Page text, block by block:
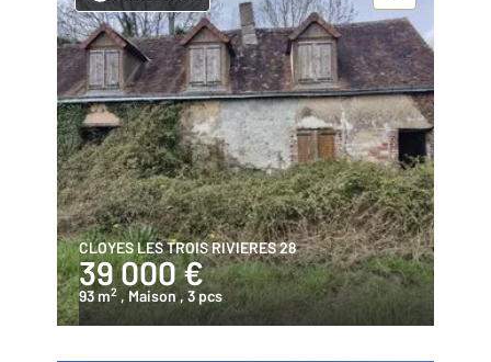
CLOYES LES TROIS RIVIERES 28
39 000 €
93 m2 , Maison, 3 pcs